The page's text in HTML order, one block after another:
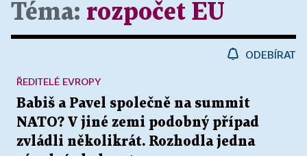
Téma: rozpočet EU
ODEBÍRAT
Babiš a Pavel společně na summit
NATO? V jiné zemi podobný případ
zvládli několikrát. Rozhodla jedna
ŘEDITELÉ EVROPY